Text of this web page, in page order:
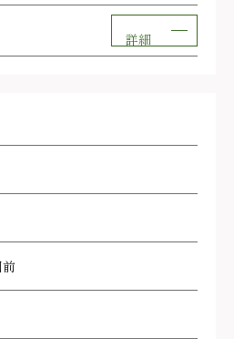
詳細